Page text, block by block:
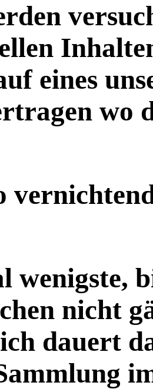
eines
wo
wenigste,
nicht
dauert